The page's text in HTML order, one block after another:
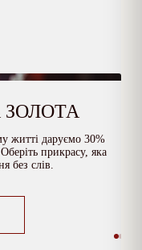
житті даруємо 30%
прикрасу, яка
без слів.